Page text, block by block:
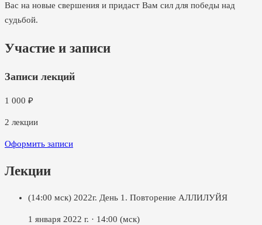
Вас на новые свершения и придаст Вам сил для победы над
судьбой.
Участие и записи
Записи лекций
1 000 ₽
2 лекции
Оформить записи
Лекции
(14:00 мск) 2022г. День 1. Повторение АЛЛИЛУЙЯ
1 января 2022 г. · 14:00 (мск)